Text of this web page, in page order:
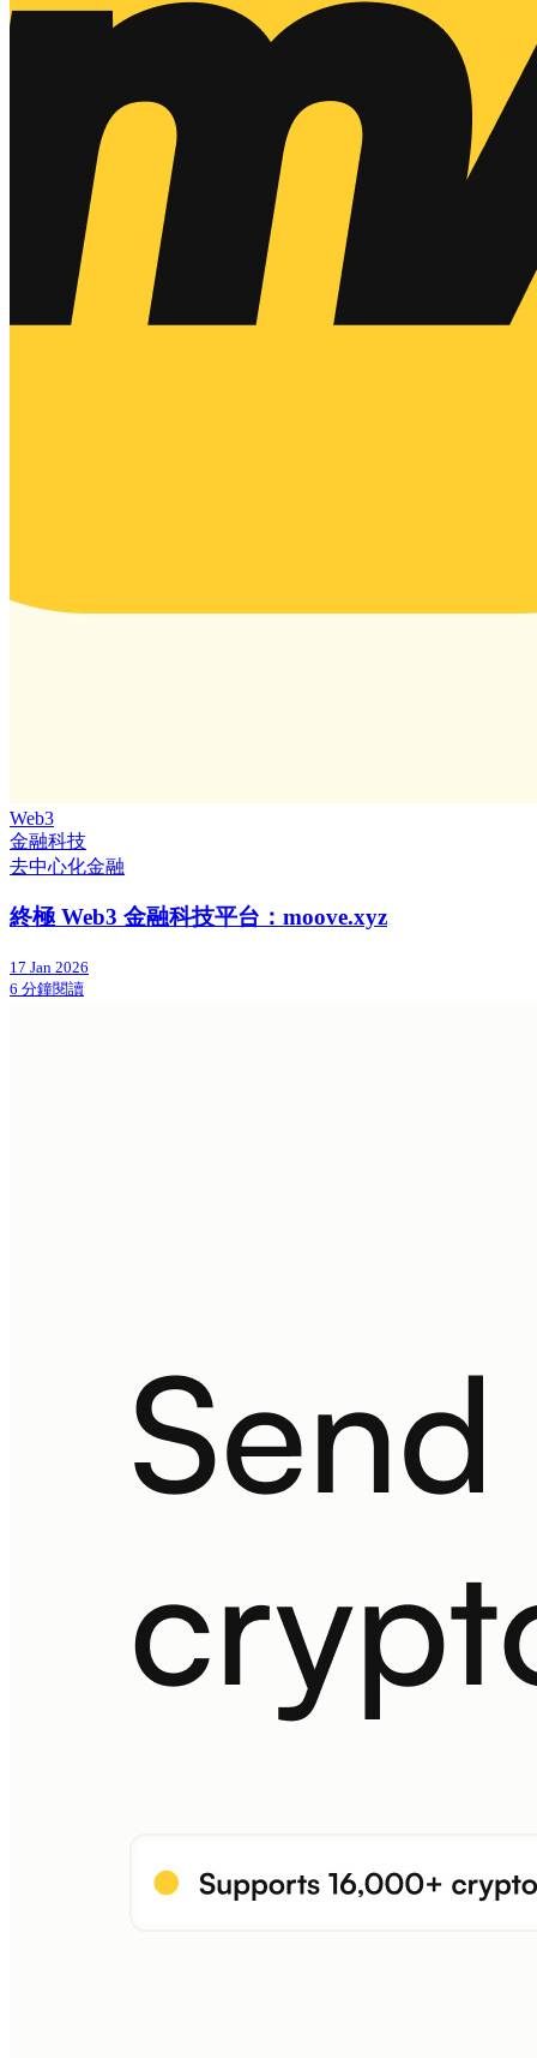
Web3
金融科技
去中心化金融
終極 Web3 金融科技平台：moove.xyz
17 Jan 2026
6 分鐘閱讀